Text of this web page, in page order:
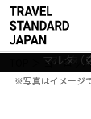
ヨーロッパ
マルタ
マルタ（
マルタ
※写真はイメージ
※写真はイメージ